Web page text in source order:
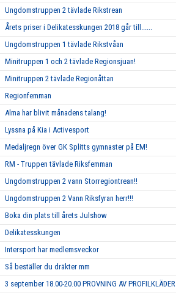
Ungdomstruppen 2 tävlade Rikstrean
Årets priser i Delikatesskungen 2018 går till......
Ungdomstruppen 1 tävlade Rikstvåan
Minitruppen 1 och 2 tävlade Regionsjuan!
Minitruppen 2 tävlade Regionåttan
Regionfemman
Alma har blivit månadens talang!
Lyssna på Kia i Activesport
Medaljregn över GK Splitts gymnaster på EM!
RM - Truppen tävlade Riksfemman
Ungdomstruppen 2 vann Storregiontrean!!
Ungdomstruppen 2 Vann Riksfyran herr!!!
Boka din plats till årets Julshow
Delikatesskungen
Intersport har medlemsveckor
Så beställer du dräkter mm
3 september 18.00-20.00 PROVNING AV PROFILKLÄDER